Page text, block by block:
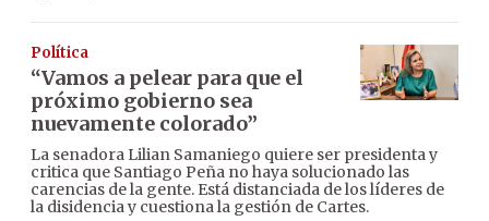
Política
“Vamos a pelear para que el
próximo gobierno sea
nuevamente colorado”
La senadora Lilian Samaniego quiere ser presidenta y
critica que Santiago Peña no haya solucionado las
carencias de la gente. Está distanciada de los líderes de
la disidencia y cuestiona la gestión de Cartes.